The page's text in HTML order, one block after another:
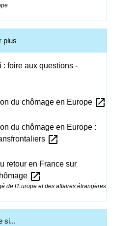
plus
: foire aux questions -
du chômage en Europe open_in_new
du chômage en Europe :
open_in_new
retour en France sur
open_in_new
de l'Europe et des affaires étrangères
si...